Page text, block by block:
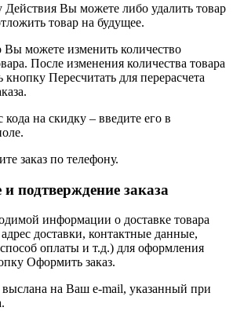
Действия Вы можете либо удалить товар
товар на будущее.
Вы можете изменить количество
После изменения количества товара
Пересчитать для перерасчета
на скидку – введите его в
заказ по телефону.
подтверждение заказа
информации о доставке товара
доставки, контактные данные,
оплаты и т.д.) для оформления
Оформить заказ.
выслана на Ваш e-mail, указанный при